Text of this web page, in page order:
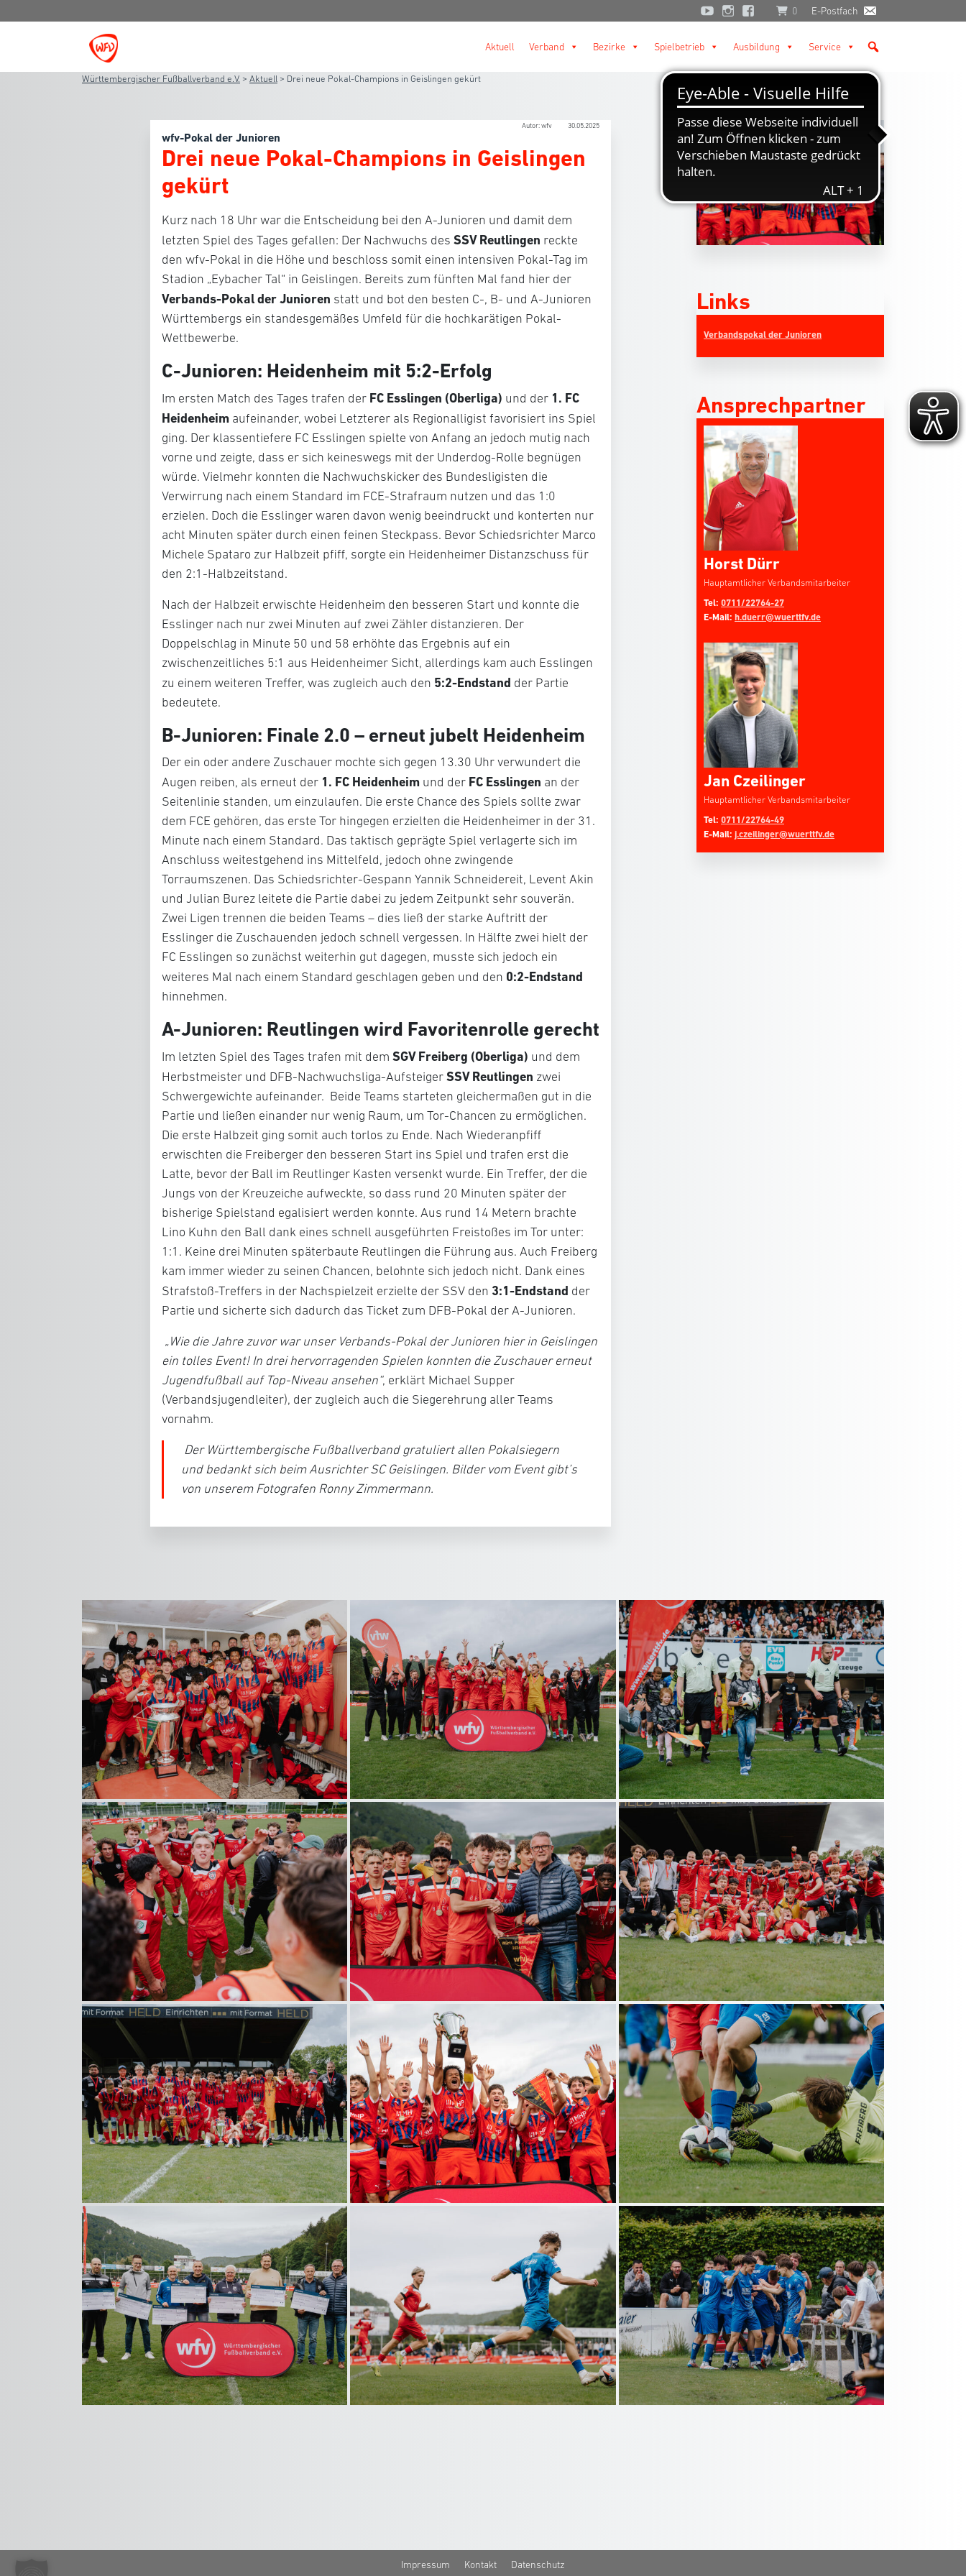
0 E-Postfach
Aktuell Verband Bezirke Spielbetrieb Ausbildung Service
Württembergischer Fußballverband e.V. > Aktuell > Drei neue Pokal-Champions in Geislingen gekürt
Autor: wfv 30.05.2025
wfv-Pokal der Junioren
Drei neue Pokal-Champions in Geislingen
gekürt
Kurz nach 18 Uhr war die Entscheidung bei den A-Junioren und damit dem
letzten Spiel des Tages gefallen: Der Nachwuchs des SSV Reutlingen reckte
den wfv-Pokal in die Höhe und beschloss somit einen intensiven Pokal-Tag im
Stadion „Eybacher Tal“ in Geislingen. Bereits zum fünften Mal fand hier der
Verbands-Pokal der Junioren statt und bot den besten C-, B- und A-Junioren
Württembergs ein standesgemäßes Umfeld für die hochkarätigen Pokal-
Wettbewerbe.
C-Junioren: Heidenheim mit 5:2-Erfolg
Im ersten Match des Tages trafen der FC Esslingen (Oberliga) und der 1. FC
Heidenheim aufeinander, wobei Letzterer als Regionalligist favorisiert ins Spiel
ging. Der klassentiefere FC Esslingen spielte von Anfang an jedoch mutig nach
vorne und zeigte, dass er sich keineswegs mit der Underdog-Rolle begnügen
würde. Vielmehr konnten die Nachwuchskicker des Bundesligisten die
Verwirrung nach einem Standard im FCE-Strafraum nutzen und das 1:0
erzielen. Doch die Esslinger waren davon wenig beeindruckt und konterten nur
acht Minuten später durch einen feinen Steckpass. Bevor Schiedsrichter Marco
Michele Spataro zur Halbzeit pfiff, sorgte ein Heidenheimer Distanzschuss für
den 2:1-Halbzeitstand.
Nach der Halbzeit erwischte Heidenheim den besseren Start und konnte die
Esslinger nach nur zwei Minuten auf zwei Zähler distanzieren. Der
Doppelschlag in Minute 50 und 58 erhöhte das Ergebnis auf ein
zwischenzeitliches 5:1 aus Heidenheimer Sicht, allerdings kam auch Esslingen
zu einem weiteren Treffer, was zugleich auch den 5:2-Endstand der Partie
bedeutete.
B-Junioren: Finale 2.0 – erneut jubelt Heidenheim
Der ein oder andere Zuschauer mochte sich gegen 13.30 Uhr verwundert die
Augen reiben, als erneut der 1. FC Heidenheim und der FC Esslingen an der
Seitenlinie standen, um einzulaufen. Die erste Chance des Spiels sollte zwar
dem FCE gehören, das erste Tor hingegen erzielten die Heidenheimer in der 31.
Minute nach einem Standard. Das taktisch geprägte Spiel verlagerte sich im
Anschluss weitestgehend ins Mittelfeld, jedoch ohne zwingende
Torraumszenen. Das Schiedsrichter-Gespann Yannik Schneidereit, Levent Akin
und Julian Burez leitete die Partie dabei zu jedem Zeitpunkt sehr souverän.
Zwei Ligen trennen die beiden Teams – dies ließ der starke Auftritt der
Esslinger die Zuschauenden jedoch schnell vergessen. In Hälfte zwei hielt der
FC Esslingen so zunächst weiterhin gut dagegen, musste sich jedoch ein
weiteres Mal nach einem Standard geschlagen geben und den 0:2-Endstand
hinnehmen.
A-Junioren: Reutlingen wird Favoritenrolle gerecht
Im letzten Spiel des Tages trafen mit dem SGV Freiberg (Oberliga) und dem
Herbstmeister und DFB-Nachwuchsliga-Aufsteiger SSV Reutlingen zwei
Schwergewichte aufeinander. Beide Teams starteten gleichermaßen gut in die
Partie und ließen einander nur wenig Raum, um Tor-Chancen zu ermöglichen.
Die erste Halbzeit ging somit auch torlos zu Ende. Nach Wiederanpfiff
erwischten die Freiberger den besseren Start ins Spiel und trafen erst die
Latte, bevor der Ball im Reutlinger Kasten versenkt wurde. Ein Treffer, der die
Jungs von der Kreuzeiche aufweckte, so dass rund 20 Minuten später der
bisherige Spielstand egalisiert werden konnte. Aus rund 14 Metern brachte
Lino Kuhn den Ball dank eines schnell ausgeführten Freistoßes im Tor unter:
1:1. Keine drei Minuten späterbaute Reutlingen die Führung aus. Auch Freiberg
kam immer wieder zu seinen Chancen, belohnte sich jedoch nicht. Dank eines
Strafstoß-Treffers in der Nachspielzeit erzielte der SSV den 3:1-Endstand der
Partie und sicherte sich dadurch das Ticket zum DFB-Pokal der A-Junioren.
„Wie die Jahre zuvor war unser Verbands-Pokal der Junioren hier in Geislingen
ein tolles Event! In drei hervorragenden Spielen konnten die Zuschauer erneut
Jugendfußball auf Top-Niveau ansehen“, erklärt Michael Supper
(Verbandsjugendleiter), der zugleich auch die Siegerehrung aller Teams
vornahm.
Der Württembergische Fußballverband gratuliert allen Pokalsiegern
und bedankt sich beim Ausrichter SC Geislingen. Bilder vom Event gibt’s
von unserem Fotografen Ronny Zimmermann.
Links
Verbandspokal der Junioren
Ansprechpartner
Horst Dürr
Hauptamtlicher Verbandsmitarbeiter
Tel: 0711/22764-27
E-Mail: h.duerr@wuerttfv.de
Jan Czeilinger
Hauptamtlicher Verbandsmitarbeiter
Tel: 0711/22764-49
E-Mail: j.czeilinger@wuerttfv.de
Impressum Kontakt Datenschutz